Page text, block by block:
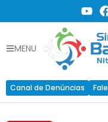
MENU
Canal de Denúncias